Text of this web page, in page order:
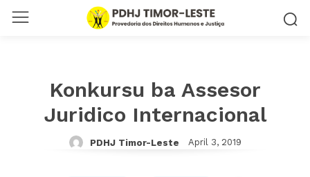
Konkursu ba Assesor
Juridico Internacional
PDHJ Timor-Leste April 3, 2019